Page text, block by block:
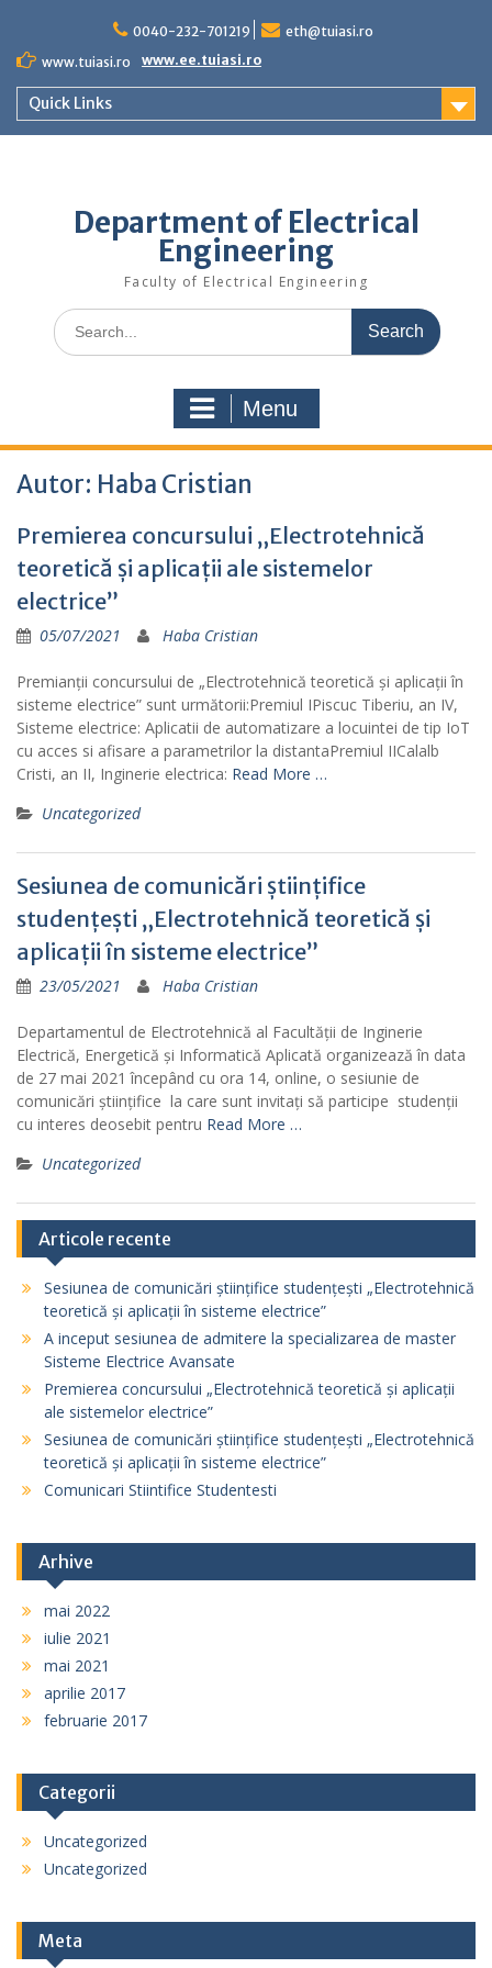
content
0040-232-701219
eth@tuiasi.ro
www.tuiasi.ro
www.ee.tuiasi.ro
Quick Links
Department of Electrical
Engineering
Faculty of Electrical Engineering
Search
for:
Menu
Autor: Haba Cristian
Premierea concursului „Electrotehnică
teoretică și aplicații ale sistemelor
electrice”
05/07/2021 Haba Cristian
Premianții concursului de „Electrotehnică teoretică și aplicații în
sisteme electrice” sunt următorii:Premiul IPiscuc Tiberiu, an IV,
Sisteme electrice: Aplicatii de automatizare a locuintei de tip IoT
cu acces si afisare a parametrilor la distantaPremiul IICalalb
Cristi, an II, Inginerie electrica: Read More …
Uncategorized
Sesiunea de comunicări științifice
studențești „Electrotehnică teoretică și
aplicații în sisteme electrice”
23/05/2021 Haba Cristian
Departamentul de Electrotehnică al Facultății de Inginerie
Electrică, Energetică și Informatică Aplicată organizează în data
de 27 mai 2021 începând cu ora 14, online, o sesiunie de
comunicări științifice la care sunt invitați să participe studenţii
cu interes deosebit pentru Read More …
Uncategorized
Articole recente
Sesiunea de comunicări științifice studențești „Electrotehnică
teoretică și aplicații în sisteme electrice”
A inceput sesiunea de admitere la specializarea de master
Sisteme Electrice Avansate
Premierea concursului „Electrotehnică teoretică și aplicații
ale sistemelor electrice”
Sesiunea de comunicări științifice studențești „Electrotehnică
teoretică și aplicații în sisteme electrice”
Comunicari Stiintifice Studentesti
Arhive
mai 2022
iulie 2021
mai 2021
aprilie 2017
februarie 2017
Categorii
Uncategorized
Uncategorized
Meta